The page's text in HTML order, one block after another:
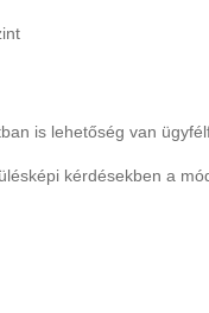
is lehetőség van
kérdésekben a